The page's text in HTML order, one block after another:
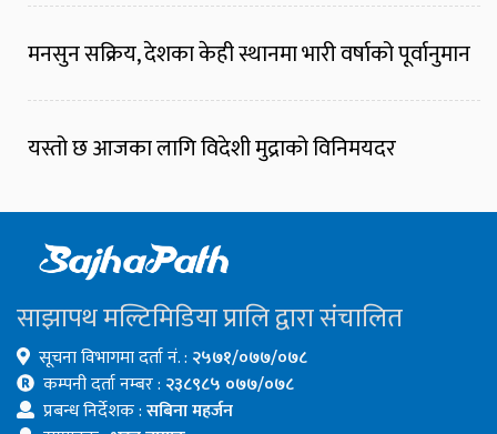
मनसुन सक्रिय, देशका केही स्थानमा भारी वर्षाको पूर्वानुमान
यस्तो छ आजका लागि विदेशी मुद्राको विनिमयदर
साझापथ मल्टिमिडिया प्रालि द्वारा संचालित
सूचना विभागमा दर्ता नं. : २५७१/०७७/०७८
कम्पनी दर्ता नम्बर : २३८९८५ ०७७/०७८
प्रबन्ध निर्देशक :सबिना महर्जन